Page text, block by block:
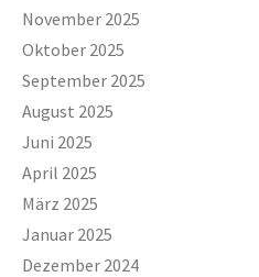
November 2025
Oktober 2025
September 2025
August 2025
Juni 2025
April 2025
März 2025
Januar 2025
Dezember 2024